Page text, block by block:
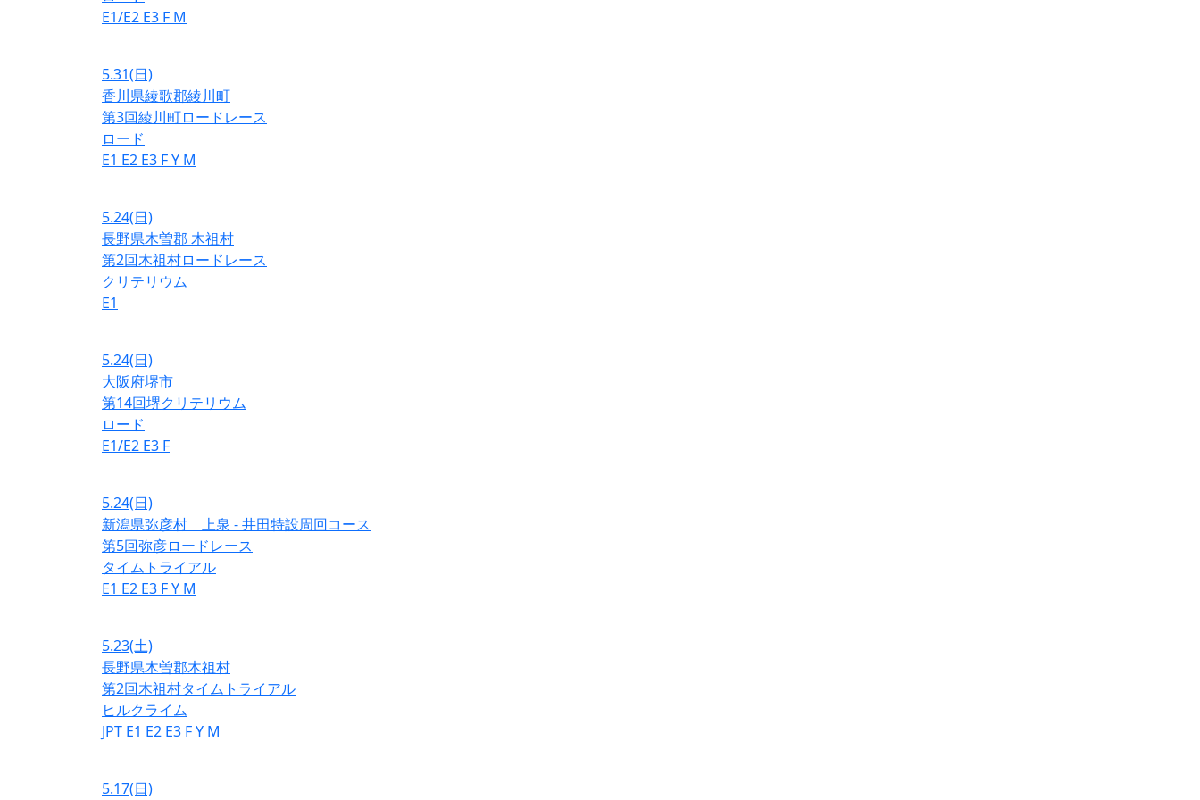
E1/E2 E3 F M
5.31(日)
香川県綾歌郡綾川町
第3回綾川町ロードレース
ロード
E1 E2 E3 FY M
5.24(日)
長野県木曽郡 木祖村
第2回木祖村ロードレース
クリテリウム
E1
5.24(日)
大阪府堺市
第14回堺クリテリウム
ロード
E1/E2 E3 F
5.24(日)
新潟県弥彦村 上泉 - 井田特設周回コース
第5回弥彦ロードレース
タイムトライアル
E1 E2 E3 FY M
5.23(土)
長野県木曽郡木祖村
第2回木祖村タイムトライアル
ヒルクライム
JPT E1 E2 E3 FY M
5.17(日)